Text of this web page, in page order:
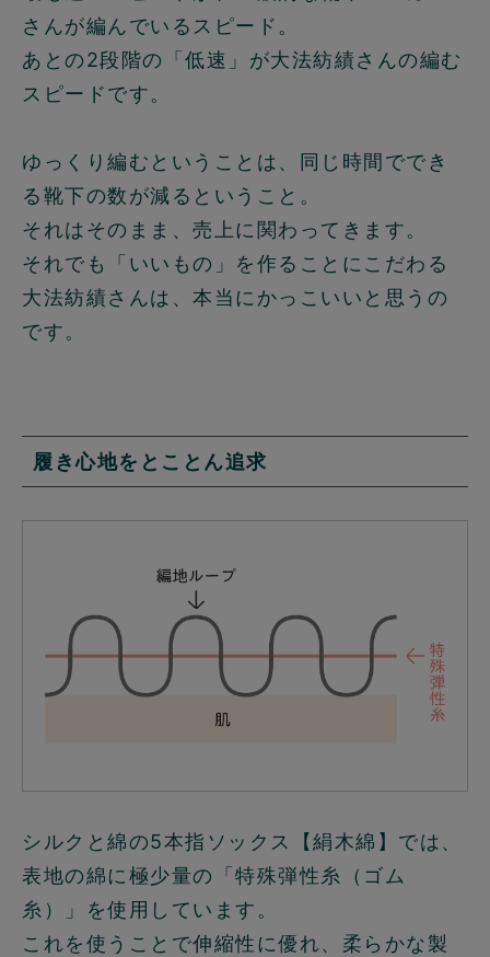
さんが編んでいるスピード。
あとの2段階の「低速」が大法紡績さんの編む
スピードです。
ゆっくり編むということは、同じ時間ででき
る靴下の数が減るということ。
それはそのまま、売上に関わってきます。
それでも「いいもの」を作ることにこだわる
大法紡績さんは、本当にかっこいいと思うの
です。
履き心地をとことん追求
シルクと綿の5本指ソックス【絹木綿】では、
表地の綿に極少量の「特殊弾性糸（ゴム
糸）」を使用しています。
これを使うことで伸縮性に優れ、柔らかな製